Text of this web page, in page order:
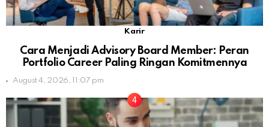
Karir
Cara Menjadi Advisory Board Member: Peran
Portfolio Career Paling Ringan Komitmennya
August 4, 2026, 11:07 pm